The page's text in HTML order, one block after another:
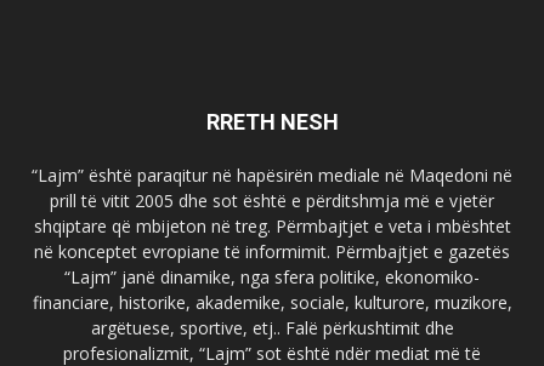
RRETH NESH
“Lajm” është paraqitur në hapësirën mediale në Maqedoni në
prill të vitit 2005 dhe sot është e përditshmja më e vjetër
shqiptare që mbijeton në treg. Përmbajtjet e veta i mbështet
në konceptet evropiane të informimit. Përmbajtjet e gazetës
“Lajm” janë dinamike, nga sfera politike, ekonomiko-
financiare, historike, akademike, sociale, kulturore, muzikore,
argëtuese, sportive, etj.. Falë përkushtimit dhe
profesionalizmit, “Lajm” sot është ndër mediat më të